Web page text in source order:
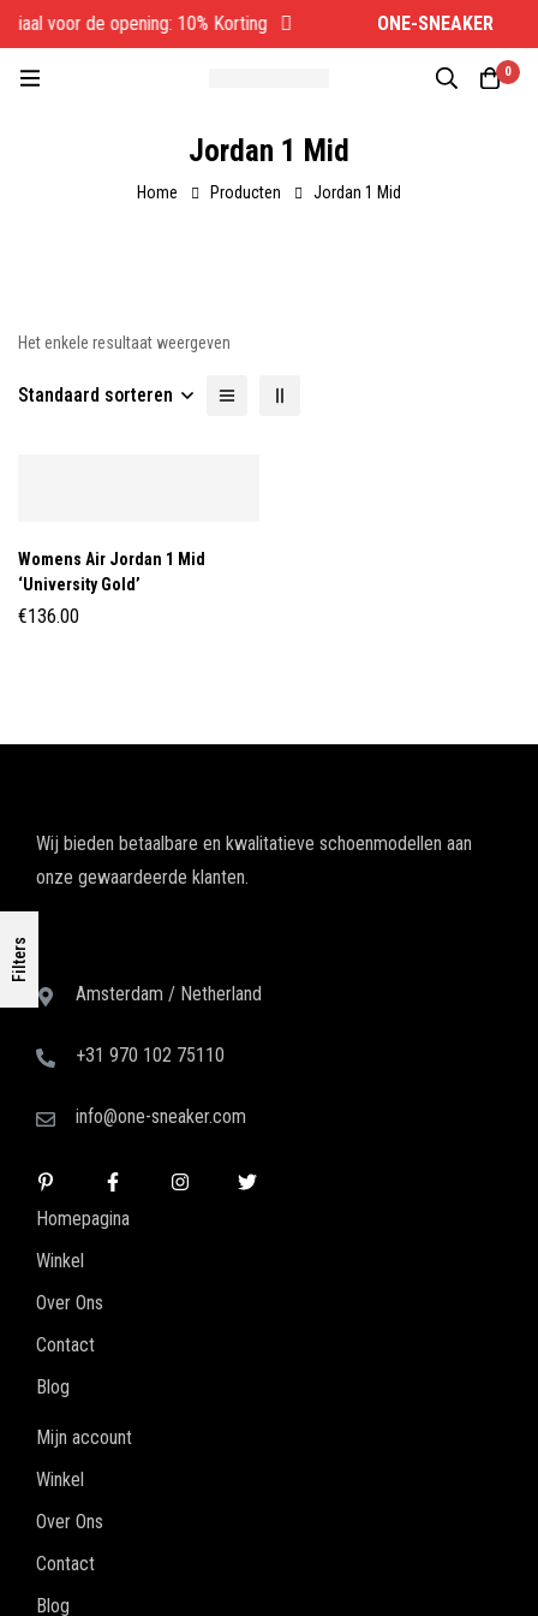
voor de opening: 10% Korting ONE-SNEAKER
0
Jordan 1 Mid
Home Producten Jordan 1 Mid
Filters
Het enkele resultaat weergeven
Standaard sorteren
Womens Air Jordan 1 Mid
‘University Gold’
€136.00
Wij bieden betaalbare en kwalitatieve schoenmodellen aan
onze gewaardeerde klanten.
Amsterdam / Netherland
+31 970 102 75110
info@one-sneaker.com
Homepagina
Winkel
Over Ons
Contact
Blog
Mijn account
Winkel
Over Ons
Contact
Blog